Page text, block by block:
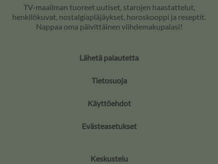
TV-maailman tuoreet uutiset, starojen haastattelut,
henkilökuvat, nostalgiapläjäykset, horoskooppi ja reseptit.
Nappaa oma päivittäinen viihdemakupalasi!
Lähetä palautetta
Tietosuoja
Käyttöehdot
Evästeasetukset
Keskustelu